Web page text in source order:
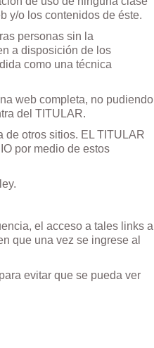
y/o los contenidos de éste.
personas sin la
a disposición de los
como una técnica
web completa, no pudiendo
del TITULAR.
de otros sitios. EL TITULAR
por medio de estos
el acceso a tales links a
que una vez se ingrese al
evitar que se pueda ver